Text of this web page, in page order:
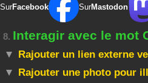
SurFacebook SurMastodon
8. Interagir avec le mot
Rajouter un lien externe
Rajouter une photo pour